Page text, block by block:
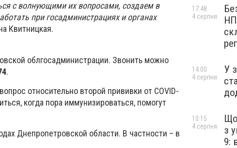
с волнующими их вопросами, создаем в
при госадминистрациях и органах
Квитницкая.
облгосадминистрации. Звонить можно
.
относительно второй прививки от COVID-
когда пора иммунизироваться, помогут
Днепропетровской области. В частности – в
17:48
4 серпня
У
14:00
4 серпня
Що
з
9:
10:15
4 серпня